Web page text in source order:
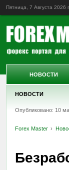
Пятница, 7 Августа 2026
НОВОСТИ
Опубликовано: 10
Forex Master
НОВОСТИ